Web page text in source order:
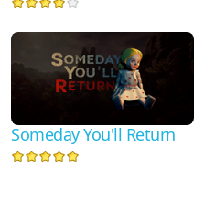
Someday You'll Return